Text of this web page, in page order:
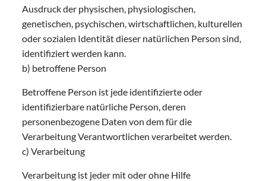
Ausdruck der physischen, physiologischen,
genetischen, psychischen, wirtschaftlichen, kulturellen
oder sozialen Identität dieser natürlichen Person sind,
identifiziert werden kann.
b) betroffene Person
Betroffene Person ist jede identifizierte oder
identifizierbare natürliche Person, deren
personenbezogene Daten von dem für die
Verarbeitung Verantwortlichen verarbeitet werden.
c) Verarbeitung
Verarbeitung ist jeder mit oder ohne Hilfe